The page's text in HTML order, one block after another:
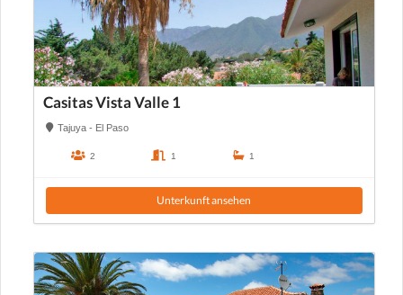
Casitas Vista Valle 1
Tajuya - El Paso
2 1 1
Unterkunft ansehen